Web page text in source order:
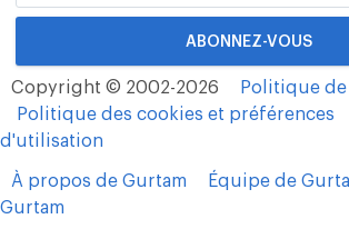
Copyright © 2002-2026
Politique
Politique des cookies et préférences
d'utilisation
À propos de Gurtam Équipe de
Gurtam